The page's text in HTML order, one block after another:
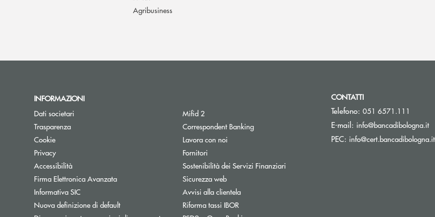
Agribusiness
INFORMAZIONI
Dati societari
Trasparenza
Cookie
Privacy
Accessibilità
Firma Elettronica Avanzata
Informativa SIC
Nuova definizione di default
Mifid 2
Correspondent Banking
Lavora con noi
Fornitori
Sostenibilità dei Servizi Finanziari
Sicurezza web
Avvisi alla clientela
Riforma tassi IBOR
CONTATTI
Telefono: 051 6571.111
E-mail: info@bancadibologna.it
PEC: info@cert.bancadibologna.it